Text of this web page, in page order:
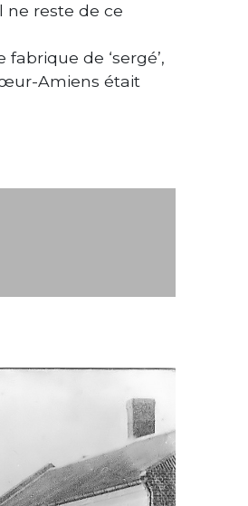
ne reste de ce
de ‘sergé’,
Amiens était